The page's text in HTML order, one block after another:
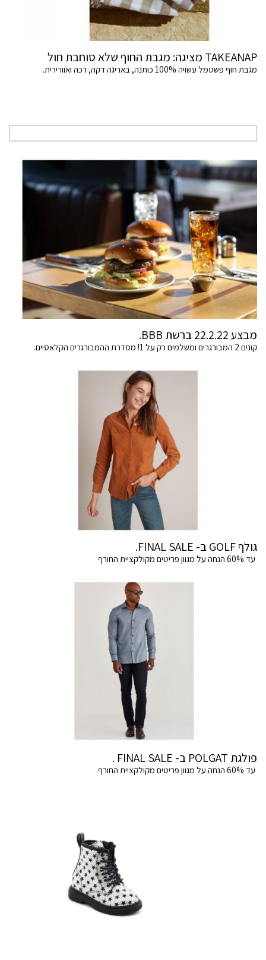
TAKEANAP מציגה: מגבת החוף שלא סוחבת חול
מגבת חוף פשטמל עשויה 100% כותנה, באריגה דקה, רכה ואוורירית.
מבצע 22.2.22 ברשת BBB.
קונים 2 המבורגרים ומשלמים רק על 1! מסדרת ההמבורגרים הקלאסיים.
גולף GOLF ב- FINAL SALE.
עד 60% הנחה על מגוון פריטים מקולקציית החורף
פולגת POLGAT ב- FINAL SALE .
עד 60% הנחה על מגוון פריטים מקולקציית החורף.